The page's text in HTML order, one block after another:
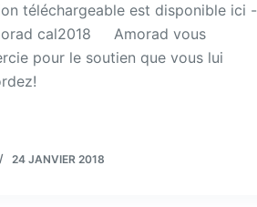
téléchargeable est disponible ici -
cal2018 Amorad vous
pour le soutien que vous lui
24 JANVIER 2018